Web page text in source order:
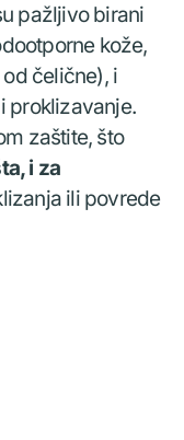
pažljivo birani
kože,
čelične), i
proklizavanje.
zaštite, što
i za
ili povrede